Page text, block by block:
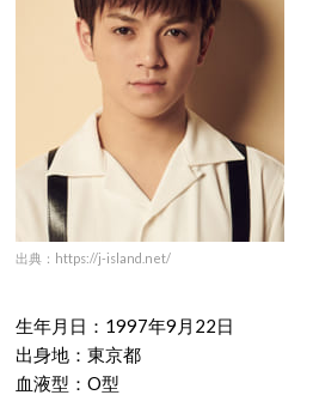
出典：https://j-island.net/
生年月日：1997年9月22日
出身地：東京都
血液型：O型